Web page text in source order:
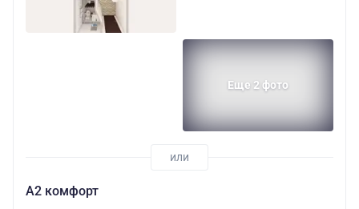
Еще 2 фото
А2 комфорт